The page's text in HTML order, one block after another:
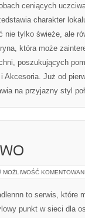
ceniących
charakter
nie tylko świeże, ale
która może
poszukujących
Akcesoria. Już od
na przyjazny styl
MOŻLIWOŚĆ
to serwis, które
punkt w sieci dla